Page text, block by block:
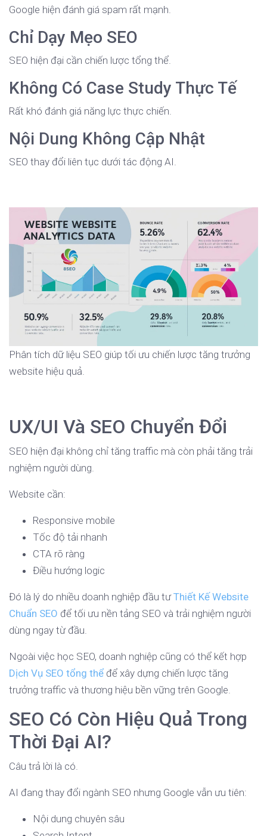
Google hiện đánh giá spam rất mạnh.
Chỉ Dạy Mẹo SEO
SEO hiện đại cần chiến lược tổng thể.
Không Có Case Study Thực Tế
Rất khó đánh giá năng lực thực chiến.
Nội Dung Không Cập Nhật
SEO thay đổi liên tục dưới tác động AI.
Phân tích dữ liệu SEO giúp tối ưu chiến lược tăng trưởng
website hiệu quả.
UX/UI Và SEO Chuyển Đổi
SEO hiện đại không chỉ tăng traffic mà còn phải tăng trải
nghiệm người dùng.
Website cần:
Responsive mobile
Tốc độ tải nhanh
CTA rõ ràng
Điều hướng logic
Đó là lý do nhiều doanh nghiệp đầu tưThiết Kế Website
Chuẩn SEO để tối ưu nền tảng SEO và trải nghiệm người
dùng ngay từ đầu.
Ngoài việc học SEO, doanh nghiệp cũng có thể kết hợp
Dịch Vụ SEO tổng thể để xây dựng chiến lược tăng
trưởng traffic và thương hiệu bền vững trên Google.
SEO Có Còn Hiệu Quả Trong
Thời Đại AI?
Câu trả lời là có.
AI đang thay đổi ngành SEO nhưng Google vẫn ưu tiên:
Nội dung chuyên sâu